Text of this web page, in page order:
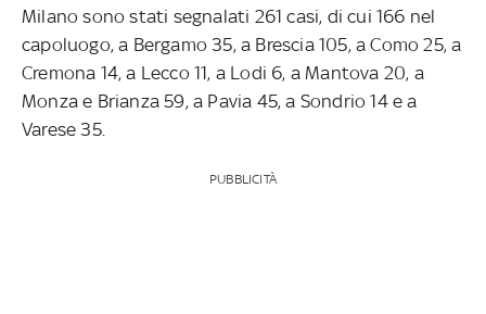
Milano sono stati segnalati 261 casi, di cui 166 nel
capoluogo, a Bergamo 35, a Brescia 105, a Como 25, a
Cremona 14, a Lecco 11, a Lodi 6, a Mantova 20, a
Monza e Brianza 59, a Pavia 45, a Sondrio 14 e a
Varese 35.
PUBBLICITÀ